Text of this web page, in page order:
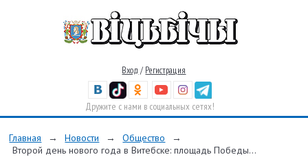
Вход / Регистрация
Дружите с нами в социальных сетях!
Главная → Новости → Общество
→
Второй день нового года в Витебске: площадь Победы...